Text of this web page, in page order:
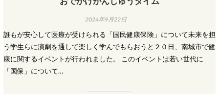
2024年9月22日
誰もが安心して医療が受けられる「国民健康保険」について未来を担
う学生らに演劇を通して楽しく学んでもらおうと２０日、南城市で健
康に関するイベントが行われました。 このイベントは若い世代に
「国保」について…